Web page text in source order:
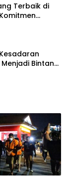
Terbaik di
Berkualitas
Bintang